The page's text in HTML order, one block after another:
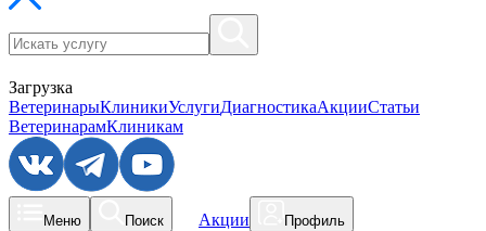
Загрузка
ВетеринарыКлиникиУслугиДиагностикаАкцииСтатьи
ВетеринарамКлиникам
Меню Поиск Акции Профиль